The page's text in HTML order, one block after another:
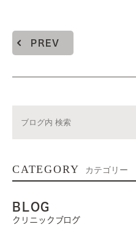
PREV
CATEGORY カテゴリー
BLOG
クリニックブログ